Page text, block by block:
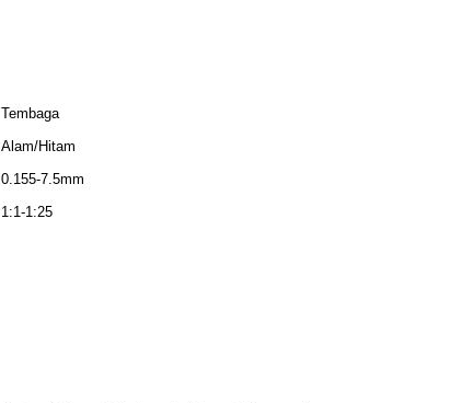
Tembaga
Alam/Hitam
0.155-7.5mm
1:1-1:25